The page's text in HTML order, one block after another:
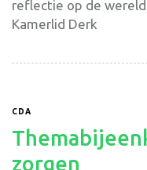
reflectie op de
Kamerlid Derk
CDA
zorgen